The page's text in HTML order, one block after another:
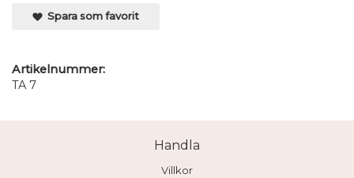
Spara som favorit
Artikelnummer:
TA 7
Handla
Villkor